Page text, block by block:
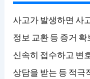
사고가 발생하면 사
정보 교환 등 증거
신속히 접수하고 변
상담을 받는 등 적극